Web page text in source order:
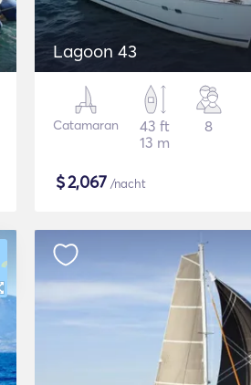
Lagoon 43
Catamaran
43 ft
13 m
8
$2,067 /nacht